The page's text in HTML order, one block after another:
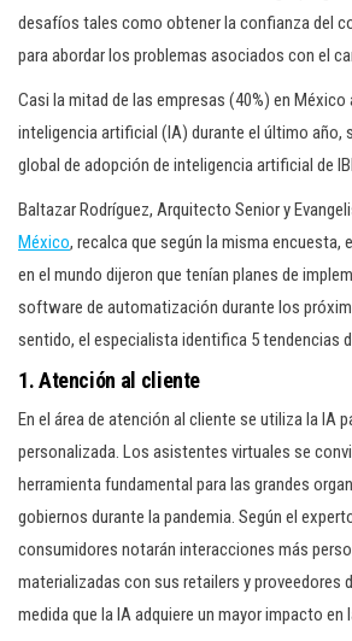
desafíos tales como obtener la confianza del
para abordar los problemas asociados con el
Casi la mitad de las empresas (40%) en México
inteligencia artificial (IA) durante el último año,
global de adopción de inteligencia artificial de
Baltazar Rodríguez, Arquitecto Senior y
México, recalca que según la misma encuesta,
en el mundo dijeron que tenían planes de
software de automatización durante los
sentido, el especialista identifica 5 tendencias
1. Atención al cliente
En el área de atención al cliente se utiliza la IA
personalizada. Los asistentes virtuales se
herramienta fundamental para las grandes
gobiernos durante la pandemia. Según el
consumidores notarán interacciones más
materializadas con sus retailers y proveedores
medida que la IA adquiere un mayor impacto